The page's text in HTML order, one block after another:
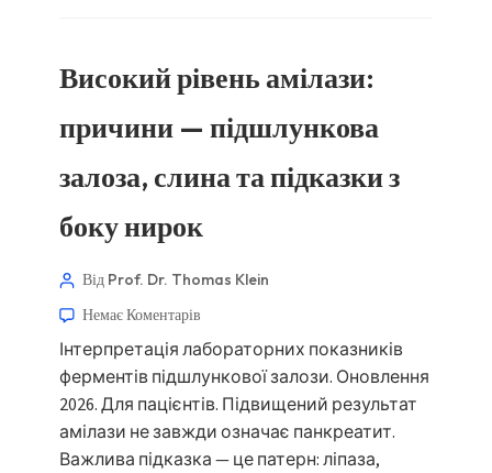
Високий рівень амілази:
причини — підшлункова
залоза, слина та підказки з
боку нирок
Від Prof. Dr. Thomas Klein
Немає Коментарів
Інтерпретація лабораторних показників
ферментів підшлункової залози. Оновлення
2026. Для пацієнтів. Підвищений результат
амілази не завжди означає панкреатит.
Важлива підказка — це патерн: ліпаза,